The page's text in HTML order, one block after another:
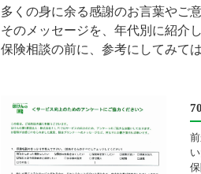
多くの身に余る感謝のお言葉やご
そのメッセージを、年代別に紹介し
保険相談の前に、参考にしてみて